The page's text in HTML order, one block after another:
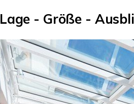
Lage - Größe -